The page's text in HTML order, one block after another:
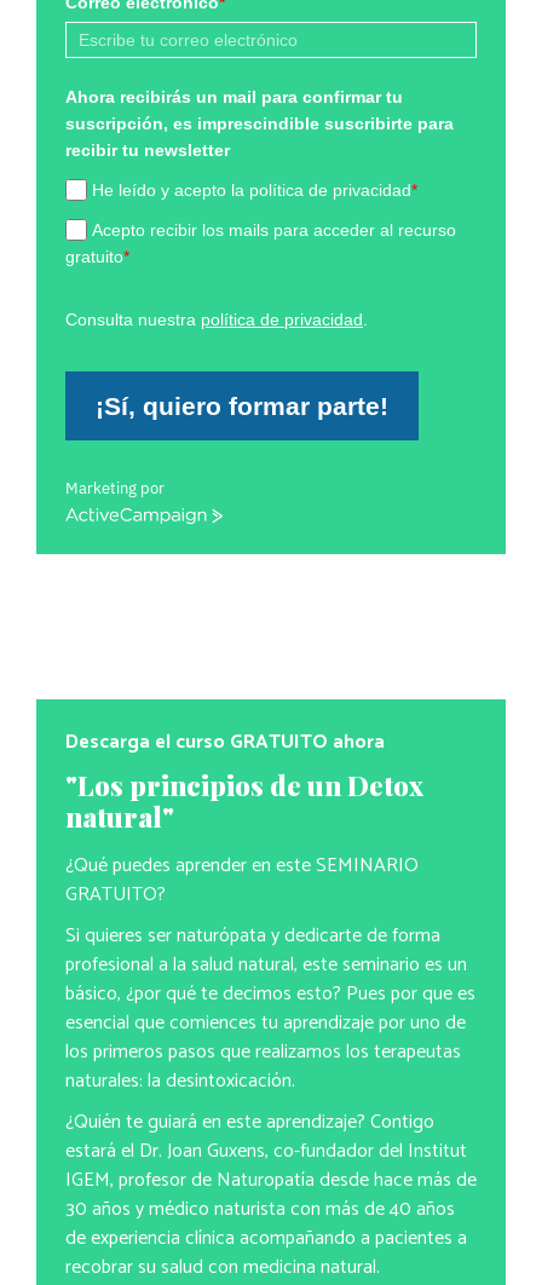
Ahora recibirás un mail para confirmar tu
suscripción, es imprescindible suscribirte para
recibir tu newsletter
He leído y acepto la política de privacidad*
Acepto recibir los mails para acceder al recurso
gratuito*
Consulta nuestra política de privacidad
¡Sí, quiero formar parte!
Marketing por
ActiveCampaign
Descarga el curso GRATUITO ahora
"Los principios de un Detox
natural"
¿Qué puedes aprender en este SEMINARIO
GRATUITO?
Si quieres ser naturópata y dedicarte de forma
profesional a la salud natural, este seminario es un
básico, ¿por qué te decimos esto? Pues por que es
esencial que comiences tu aprendizaje por uno de
los primeros pasos que realizamos los terapeutas
naturales: la desintoxicación.
¿Quién te guiará en este aprendizaje? Contigo
estará el Dr. Joan Guxens, co-fundador del Institut
IGEM, profesor de Naturopatía desde hace más de
30 años y médico naturista con más de 40 años
de experiencia clínica acompañando a pacientes a
recobrar su salud con medicina natural.